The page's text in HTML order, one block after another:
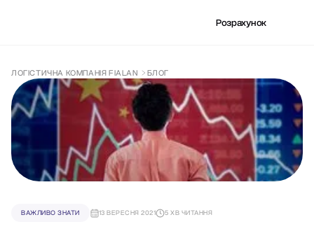
Розрахунок
ЛОГІСТИЧНА КОМПАНІЯ FIALAN БЛОГ
ВАЖЛИВО ЗНАТИ 13 ВЕРЕСНЯ 2021 5 ХВ ЧИТАННЯ